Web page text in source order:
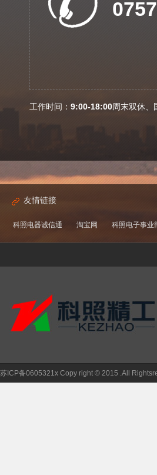
希望凭借所拥有的领先技术向全国的
高质量的产品和最优良的技术服务。
凭借我们丰富的实践经验、专业的
神，优质的售后服务，与您们站在一
查看详情
工作时间： 9:00-18:00周末双休、
友情链接
科照电器诚信通 淘宝网 科照电子事业
苏ICP备0605321x Copy right © 2015 .All